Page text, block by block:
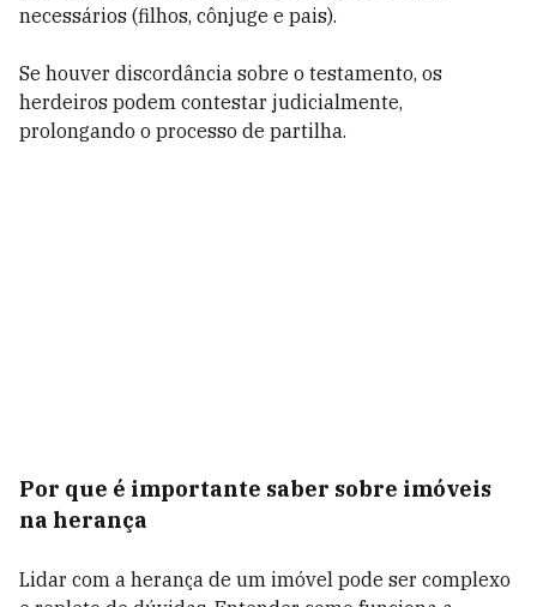
necessários (filhos, cônjuge e pais).
Se houver discordância sobre o testamento, os
herdeiros podem contestar judicialmente,
prolongando o processo de partilha.
Por que é importante saber sobre imóveis
na herança
Lidar com a herança de um imóvel pode ser complexo